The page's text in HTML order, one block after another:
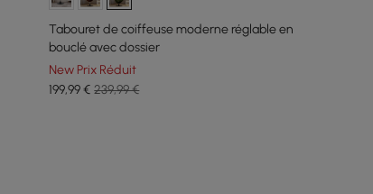
Tabouret de coiffeuse moderne réglable en
bouclé avec dossier
New Prix Réduit
199,99€ 239,99 €